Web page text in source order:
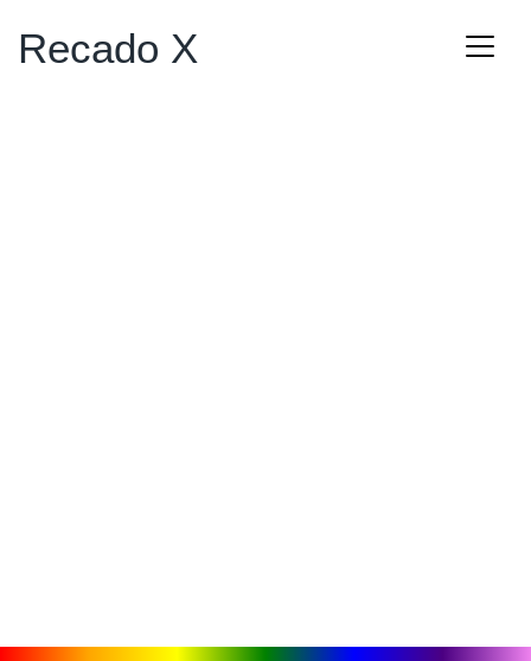
Recado X